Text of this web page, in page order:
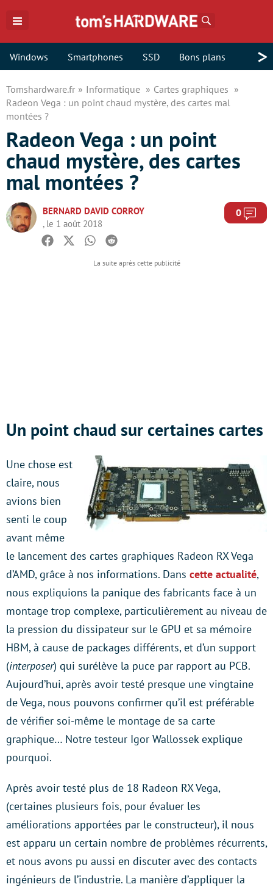
Windows Smartphones SSD Bons plans >
Tomshardware.fr Informatique
Cartes graphiques
Radeon Vega : un point chaud mystère, des cartes mal
montées ?
Radeon Vega : un point
chaud mystère, des cartes
mal montées ?
BERNARD DAVID CORROY
, le 1 août 2018
0
Facebook
TwitterWhatsapp
Reddit
Un point chaud sur certaines cartes
Une chose est
claire, nous
avions bien
senti le coup
avant même
le lancement des cartes graphiques Radeon RX Vega
d’AMD, grâce à nos informations. Dans cette actualité,
nous expliquions la panique des fabricants face à un
montage trop complexe, particulièrement au niveau de
la pression du dissipateur sur le GPU et sa mémoire
HBM, à cause de packages différents, et d’un support
(interposer) qui surélève la puce par rapport au PCB.
Aujourd’hui, après avoir testé presque une vingtaine
de Vega, nous pouvons confirmer qu’il est préférable
de vérifier soi-même le montage de sa carte
graphique… Notre testeur Igor Wallossek explique
pourquoi.
Après avoir testé plus de 18 Radeon RX Vega,
(certaines plusieurs fois, pour évaluer les
améliorations apportées par le constructeur), il nous
est apparu un certain nombre de problèmes récurrents,
et nous avons pu aussi en discuter avec des contacts
ingénieurs de l’industrie. La manière d’appliquer la